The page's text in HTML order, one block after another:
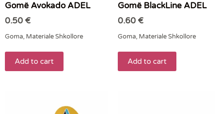
Gomë Avokado ADEL
0.50€
Goma, Materiale Shkollore
Add to cart
Gomë BlackLine ADEL
0.60€
Goma, Materiale Shkollore
Add to cart